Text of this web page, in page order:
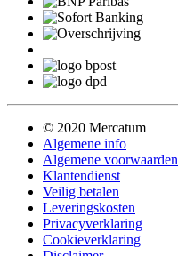
© 2020 Mercatum
Algemene info
Algemene voorwaarden
Klantendienst
Veilig betalen
Leveringskosten
Privacyverklaring
Cookieverklaring